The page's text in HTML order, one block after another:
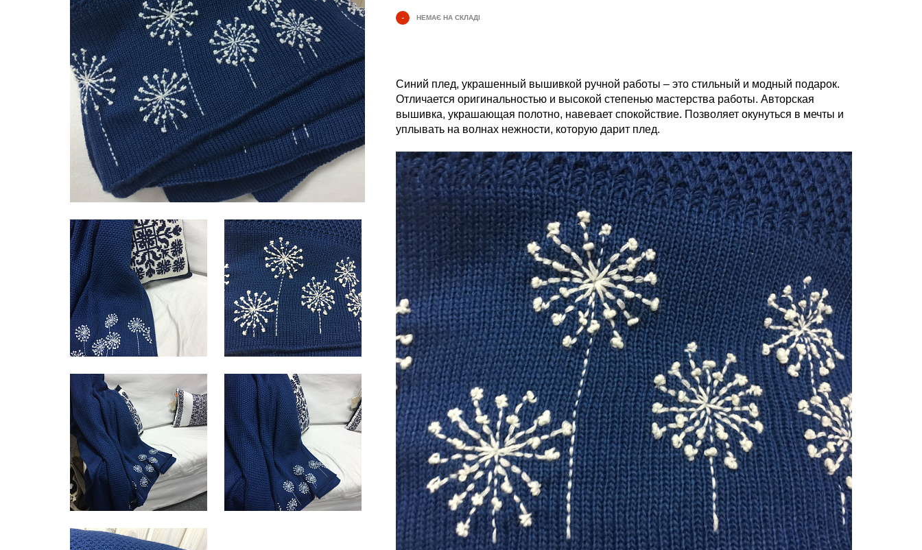
- НЕМАЄ НА СКЛАДІ
Синий плед, украшенный вышивкой ручной работы – это стильный и модный подарок.
Отличается оригинальностью и высокой степенью мастерства работы. Авторская
вышивка, украшающая полотно, навевает спокойствие. Позволяет окунуться в мечты и
уплывать на волнах нежности, которую дарит плед.